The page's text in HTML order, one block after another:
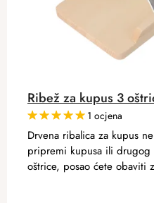
Ribež za kupus 3
1 ocjena
Drvena ribalica za kupus
pripremi kupusa ili drugog
oštrice, posao ćete obaviti